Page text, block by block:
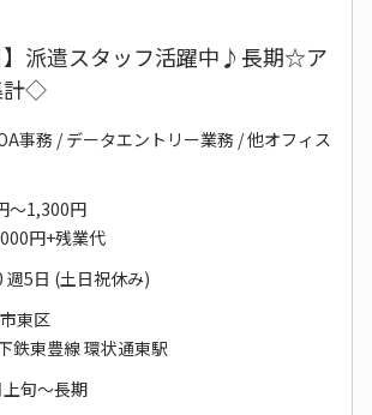
】派遣スタッフ活躍中♪長期☆ア
計◇
事務 / データエントリー業務 / 他オフィス
～1,300円
円+残業代
週5日 (土日祝休み)
東区
鉄東豊線 環状通東駅
旬～長期